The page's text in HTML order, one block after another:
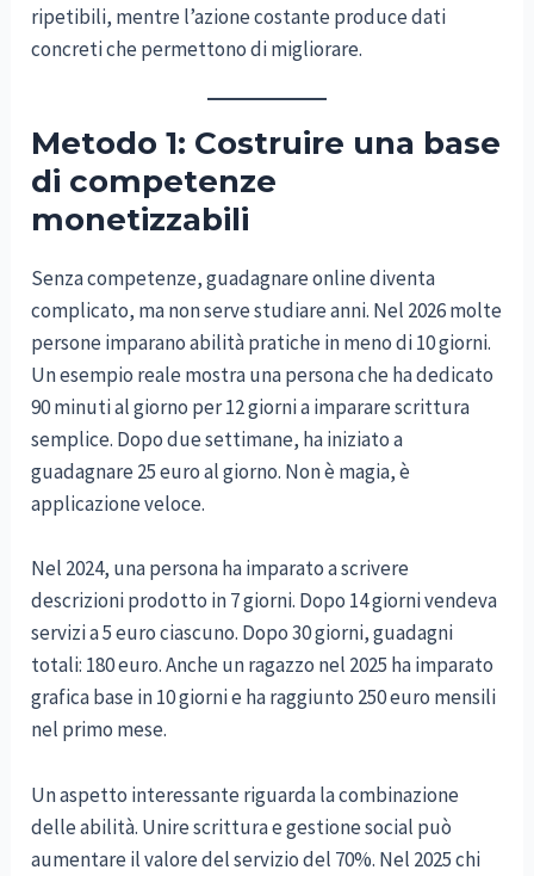
ripetibili, mentre l’azione costante produce dati
concreti che permettono di migliorare.
Metodo 1: Costruire una base
di competenze
monetizzabili
Senza competenze, guadagnare online diventa
complicato, ma non serve studiare anni. Nel 2026 molte
persone imparano abilità pratiche in meno di 10 giorni.
Un esempio reale mostra una persona che ha dedicato
90 minuti al giorno per 12 giorni a imparare scrittura
semplice. Dopo due settimane, ha iniziato a
guadagnare 25 euro al giorno. Non è magia, è
applicazione veloce.
Nel 2024, una persona ha imparato a scrivere
descrizioni prodotto in 7 giorni. Dopo 14 giorni vendeva
servizi a 5 euro ciascuno. Dopo 30 giorni, guadagni
totali: 180 euro. Anche un ragazzo nel 2025 ha imparato
grafica base in 10 giorni e ha raggiunto 250 euro mensili
nel primo mese.
Un aspetto interessante riguarda la combinazione
delle abilità. Unire scrittura e gestione social può
aumentare il valore del servizio del 70%. Nel 2025 chi